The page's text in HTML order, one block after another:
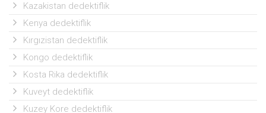
Kazakistan dedektiflik
Kenya dedektiflik
Kırgızistan dedektiflik
Kongo dedektiflik
Kosta Rika dedektiflik
Kuveyt dedektiflik
Kuzey Kore dedektiflik